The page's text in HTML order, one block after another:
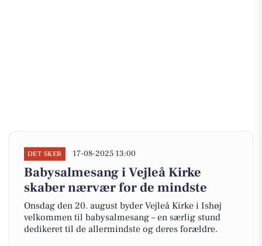
DET SKER 17-08-2025 13:00
Babysalmesang i Vejleå Kirke
skaber nærvær for de mindste
Onsdag den 20. august byder Vejleå Kirke i Ishøj
velkommen til babysalmesang – en særlig stund
dedikeret til de allermindste og deres forældre.